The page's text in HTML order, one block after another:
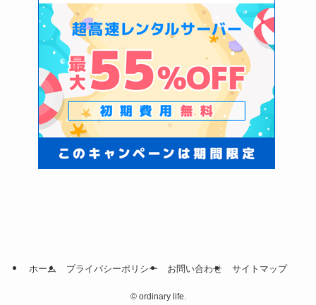
ホーム プライバシーポリシー お問い合わせ サイトマップ
©ordinary life.